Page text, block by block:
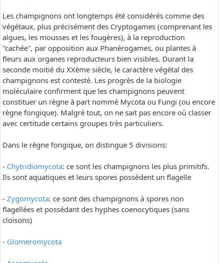
Les champignons ont longtemps été considérés comme des
végétaux, plus précisément des Cryptogames (comprenant les
algues, les mousses et les fougères), à la reproduction
"cachée", par opposition aux Phanérogames, ou plantes à
fleurs aux organes reproducteurs bien visibles. Durant la
seconde moitié du XXème siècle, le caractère végétal des
champignons est contesté. Les progrès de la biologie
moléculaire confirment que les champignons peuvent
constituer un règne à part nommé Mycota ou Fungi (ou encore
règne fongique). Malgré tout, on ne sait pas encore où classer
avec certitude certains groupes très particuliers.
Dans le règne fongique, on distingue 5 divisions:
- Chytridiomycota: ce sont les champignons les plus primitifs.
Ils sont aquatiques et leurs spores possèdent un flagelle
- Zygomycota: ce sont des champignons à spores non
flagellées et possédant des hyphes coenocytiques (sans
cloisons)
- Glomeromycota